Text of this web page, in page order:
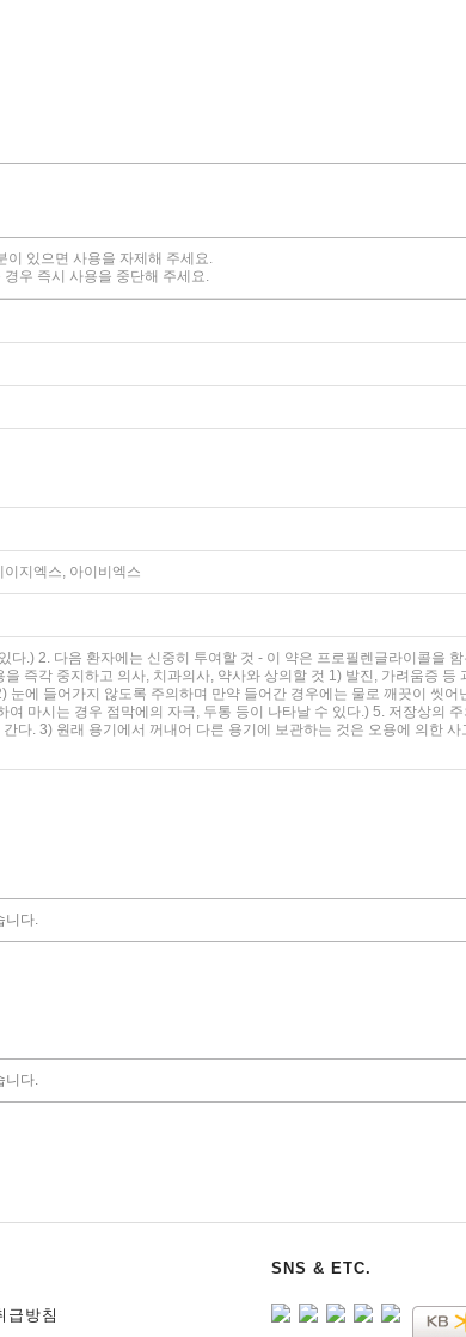
이 있으면 사용을 자제해 주세요.
우 즉시 사용을 중단해 주세요.
지엑스, 아이비엑스
.) 2. 다음 환자에는 신중히 투여할 것 - 이 약은 프로필렌글라이콜을 함
즉각 중지하고 의사, 치과의사, 약사와 상의할 것 1) 발진, 가려움증 등
에 들어가지 않도록 주의하며 만약 들어간 경우에는 물로 깨끗이 씻어
마시는 경우 점막에의 자극, 두통 등이 나타날 수 있다.) 5. 저장상의 주
다. 3) 원래 용기에서 꺼내어 다른 용기에 보관하는 것은 오용에 의한 사
니다.
니다.
급방침
SNS & ETC.